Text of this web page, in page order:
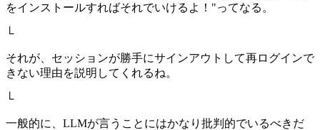
をインストールすればそれでいけるよ！"ってなる。
└
それが、セッションが勝手にサインアウトして再ログインで
きない理由を説明してくれるね。
└
一般的に、LLMが言うことにはかなり批判的でいるべきだ